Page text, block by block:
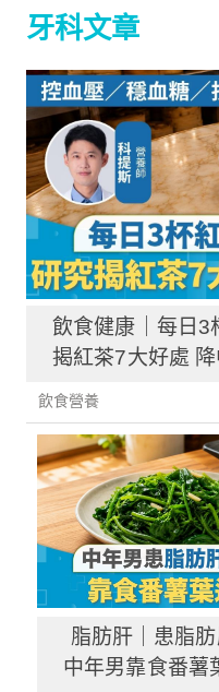
牙科文章
飲食健康｜每日3
揭紅茶7大好處
飲食營養
脂肪肝｜患脂
中年男靠食番薯